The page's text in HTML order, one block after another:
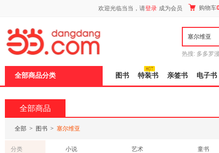
欢迎光临当当，请登录 成为会员 购物车
热搜: 多多罗
全部商品分类 图书 特装书 亲签书 电子书
全部商品
全部 > 图书 > 塞尔维亚
分类 小说 艺术
童书
页
加